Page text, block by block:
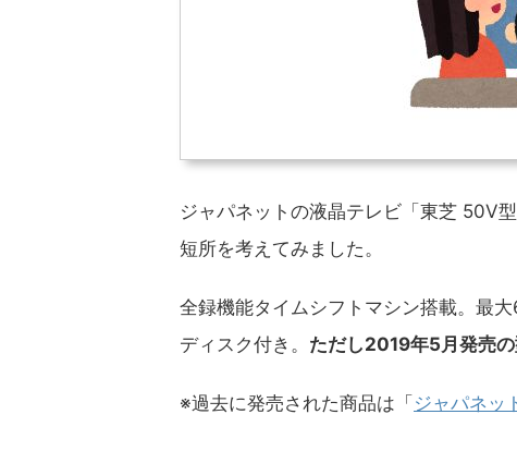
ジャパネットの液晶テレビ「東芝 50V
短所を考えてみました。
全録機能タイムシフトマシン搭載。最
ディスク付き。 ただし2019年5月発売の
※過去に発売された商品は「 ジャパネッ